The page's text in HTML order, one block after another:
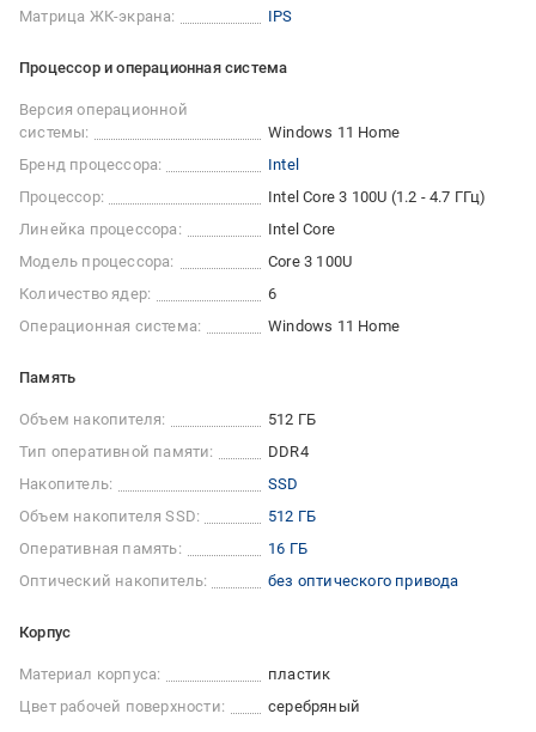
Матрица ЖК-экрана:
IPS
Процессор и операционная система
Версия операционной
системы:
Windows 11 Home
Бренд процессора:
Intel
Процессор:
Intel Core 3 100U (1.2 - 4.7 ГГц)
Линейка процессора:
Intel Core
Модель процессора:
Core 3 100U
Количество ядер:
6
Операционная система:
Windows 11 Home
Память
Объем накопителя:
512 ГБ
Тип оперативной памяти:
DDR4
Накопитель:
SSD
Объем накопителя SSD:
512 ГБ
Оперативная память:
16 ГБ
Оптический накопитель:
без оптического привода
Корпус
Материал корпуса:
пластик
Цвет рабочей поверхности:
серебряный